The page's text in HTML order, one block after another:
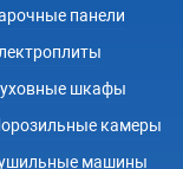
панели
шкафы
камеры
машины